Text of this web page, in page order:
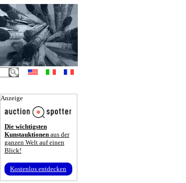
Anzeige
Die wichtigsten
Kunstauktionen aus der
ganzen Welt auf einen
Blick!
Kostenlos entdecken